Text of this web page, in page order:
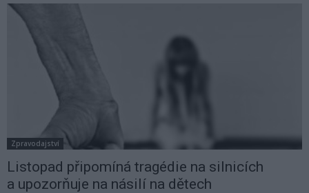
Zpravodajství
Listopad připomíná tragédie na silnicích
a upozorňuje na násilí na dětech